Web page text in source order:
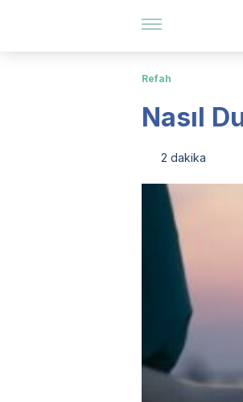
Refah
Nasıl
2 dakika